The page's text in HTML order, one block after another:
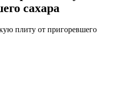
сахара
плиту от пригоревшего